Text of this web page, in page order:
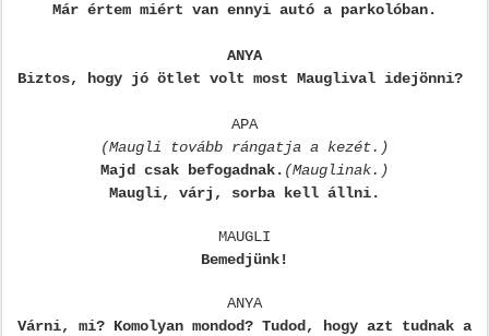
Már értem miért van ennyi autó a parkolóban.
ANYA
Biztos, hogy jó ötlet volt most Mauglival idejönni?
APA
(Maugli tovább rángatja a kezét.)
Majd csak befogadnak. (Mauglinak.)
Maugli, várj, sorba kell állni.
MAUGLI
Bemedjünk!
ANYA
Várni, mi? Komolyan mondod? Tudod, hogy azt tudnak a